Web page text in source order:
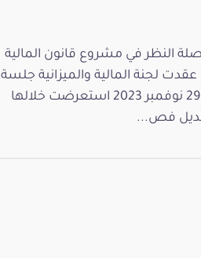
النظر في مشروع قانون المالية
2024، عقدت لجنة المالية والميزانية جلسة
يوم الاربعاء 29 نوفمبر 2023 استعرضت خلالها
فص...